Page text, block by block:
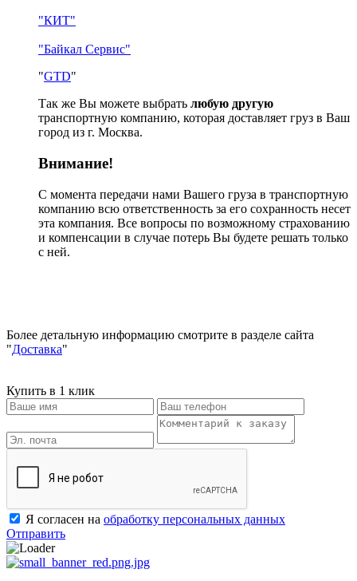
"КИТ"
"Байкал Сервис"
"GTD"
Так же Вы можете выбрать любую другую
транспортную компанию, которая доставляет груз в Ваш
город из г. Москва.
Внимание!
С момента передачи нами Вашего груза в транспортную
компанию всю ответственность за его сохранность несет
эта компания. Все вопросы по возможному страхованию
и компенсации в случае потерь Вы будете решать только
с ней.
Более детальную информацию смотрите в разделе сайта
"Доставка"
Купить в 1 клик
Я согласен на обработку персональных данных
Отправить